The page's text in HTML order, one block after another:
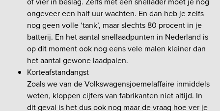
ongeveer een half uur wachten. En dan heb je zelfs
nog geen volle ‘tank’, maar slechts 80 procent in je
batterij. En het aantal snellaadpunten in Nederland is
op dit moment ook nog eens vele malen kleiner dan
het aantal gewone laadpalen.
Korteafstandangst
Zoals we van de Volkswagensjoemelaffaire inmiddels
weten, kloppen cijfers van fabrikanten niet altijd. In
dit geval is het dus ook nog maar de vraag hoe ver je